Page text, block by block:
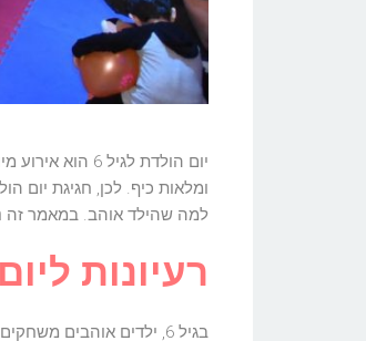
יום הולדת
ומלאות כיף. לכן, חגיגת יום
למה שהילד אוהב. במאמר זה נרחיב על רעיונות ליום הולדת 6, איך לארגן פעילות
רעיונות